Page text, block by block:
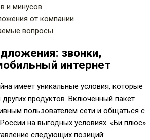
и минусов
от компании
вопросы
звонки,
интернет
имеет уникальные условия, которые
продуктов. Включенный пакет
пользователем сети и общаться с
на выгодных условиях. «Би плюс»
следующих позиций: